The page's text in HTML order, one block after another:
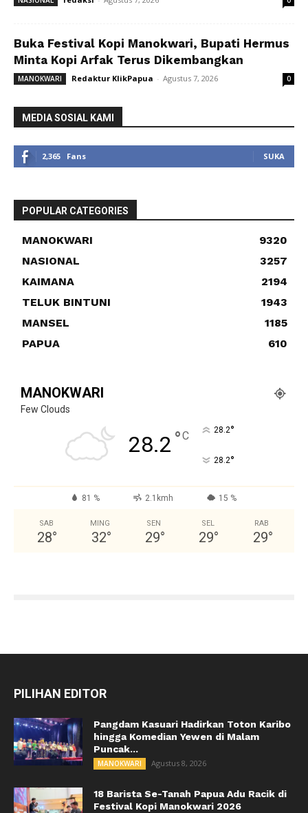
Buka Festival Kopi Manokwari, Bupati Hermus
Minta Kopi Arfak Terus Dikembangkan
MANOKWARI Redaktur KlikPapua - Agustus 7, 2026 0
MEDIA SOSIAL KAMI
2,365 Fans SUKA
POPULAR CATEGORIES
MANOKWARI
9320
NASIONAL
3257
KAIMANA
2194
TELUK BINTUNI
1943
MANSEL
1185
PAPUA
610
MANOKWARI
Few Clouds
28.2 °C 28.2°
28.2°
81 % 2.1kmh 15 %
SAB
28°
MING
32°
SEN
29°
SEL
29°
RAB
29°
PILIHAN EDITOR
Pangdam Kasuari Hadirkan Toton Karibo
hingga Komedian Yewen di Malam
Puncak...
MANOKWARI Agustus 8, 2026
18 Barista Se-Tanah Papua Adu Racik di
Festival Kopi Manokwari 2026